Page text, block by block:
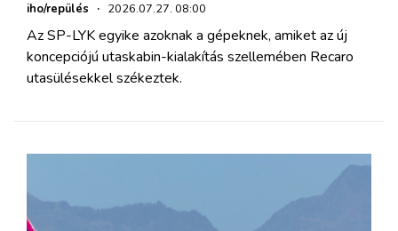
iho/repülés · 2026.07.27. 08:00
Az SP-LYK egyike azoknak a gépeknek, amiket az új
koncepciójú utaskabin-kialakítás szellemében Recaro
utasülésekkel székeztek.